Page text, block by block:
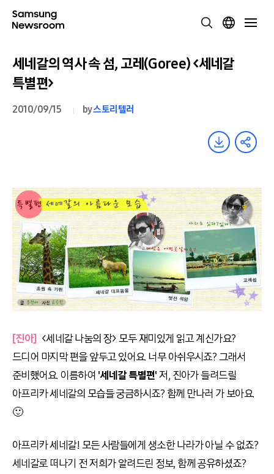
세네갈의 역사 속 섬, 고레(Goree) <세네갈
특별편>
2010/09/15 by스토리텔러
[진아] <세네갈 나눔의 장> 모두 재미있게 읽고 계신가요?
드디어 마지막 편을 앞두고 있어요. 너무 아쉬우시죠? 그래서
준비했어요. 이름하여 '세네갈 특별편'저, 진아가 들려드릴
아프리카 세네갈의 모습들 궁금하시죠? 함께 만나러 가 보아요.
🙂
아프리카 세네갈! 모든 사람들에게 생소한 나라가 아닐 수 없죠?
세네갈로 떠나기 전 저희가 알려드린 정보, 함께 공유하셨죠?